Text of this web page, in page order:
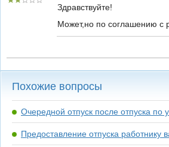
Здравствуйте!
Может,но по соглашению с
Похожие вопросы
Очередной отпуск после отпуска по
Предоставление отпуска работнику